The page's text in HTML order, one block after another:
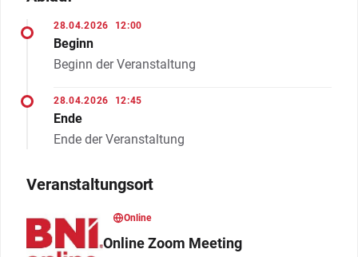
28.04.2026 12:00
Beginn
Beginn der Veranstaltung
28.04.2026 12:45
Ende
Ende der Veranstaltung
Veranstaltungsort
Online
Online Zoom Meeting